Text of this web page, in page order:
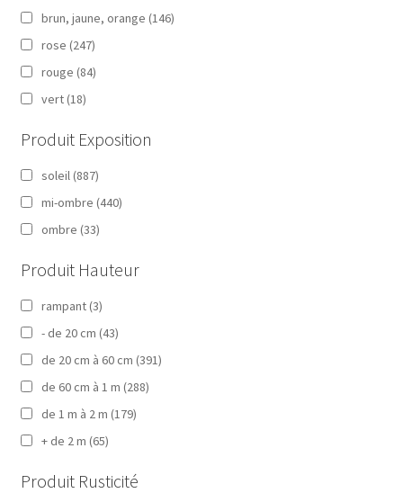
brun, jaune, orange (146)
rose (247)
rouge (84)
vert (18)
Produit Exposition
soleil (887)
mi-ombre (440)
ombre (33)
Produit Hauteur
rampant (3)
- de 20 cm (43)
de 20 cm à 60 cm (391)
de 60 cm à 1 m (288)
de 1 m à 2 m (179)
+ de 2 m (65)
Produit Rusticité